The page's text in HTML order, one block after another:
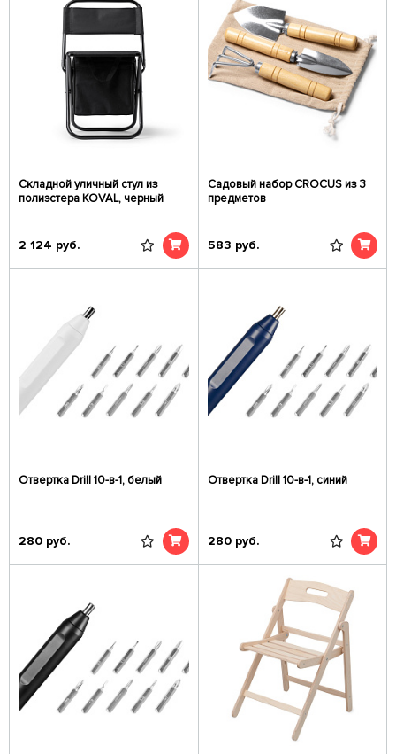
Складной уличный стул из
полиэстера KOVAL, черный
2 124 руб.
Садовый набор CROCUS из 3
предметов
583 руб.
Отвертка Drill 10-в-1, белый
280 руб.
Отвертка Drill 10-в-1, синий
280 руб.